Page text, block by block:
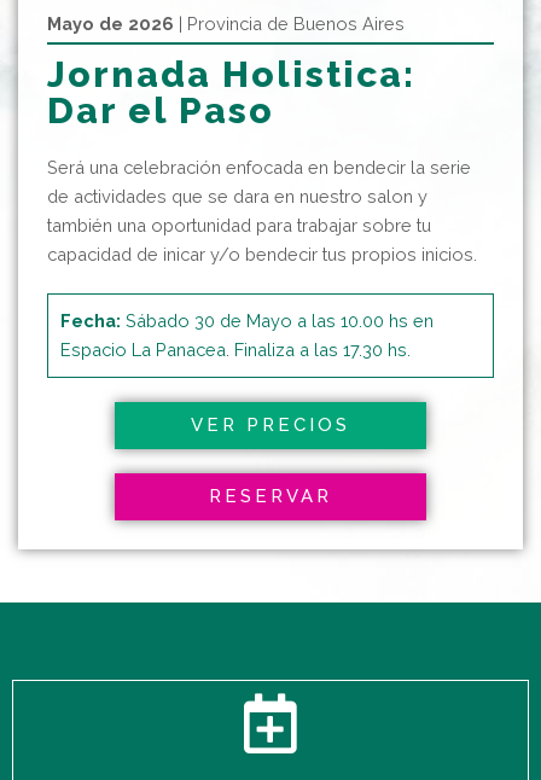
Mayo de 2026 | Provincia de Buenos Aires
Jornada Holistica:
Dar el Paso
Será una celebración enfocada en bendecir la serie
de actividades que se dara en nuestro salon y
también una oportunidad para trabajar sobre tu
capacidad de inicar y/o bendecir tus propios inicios.
Fecha: Sábado 30 de Mayo a las 10.00 hs en
Espacio La Panacea. Finaliza a las 17.30 hs.
VER PRECIOS
RESERVAR